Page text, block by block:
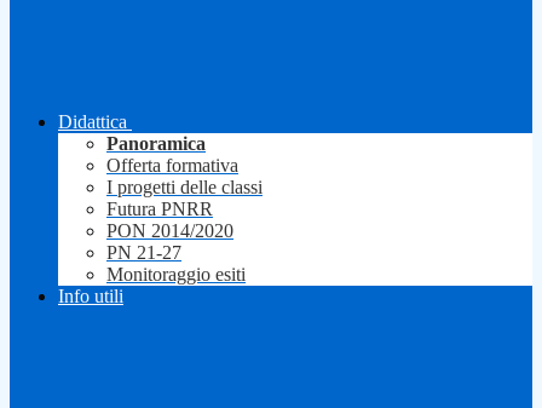
Didattica
Panoramica
Offerta formativa
I progetti delle classi
Futura PNRR
PON 2014/2020
PN 21-27
Monitoraggio esiti
Info utili